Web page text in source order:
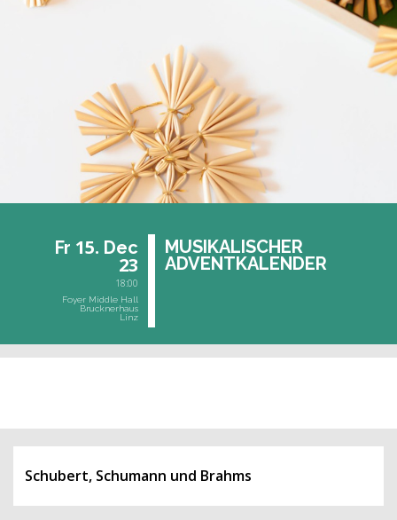
Fr 15. Dec
23
18:00
Foyer Middle Hall
Brucknerhaus
Linz
MU­SI­KA­LI­SCHER
AD­VENT­KA­LEN­DER
Schubert, Schumann und Brahms